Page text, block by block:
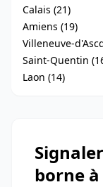
Calais (21)
Amiens (19)
Villeneuve-
Saint-Quentin
Laon (14)
borne